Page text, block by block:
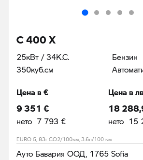
C 400 X
25кВт / 34К.С.
350куб.cм
Бензин
Цена в €
9 351 €
нето 7 793 €
Цена в лв.
18
нето 15
EURO 5, 83г CO2/100км, 3.6л/100 км
Ауто Бавария ООД, 1765 Sofia